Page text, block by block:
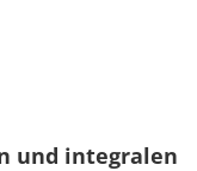
und integralen